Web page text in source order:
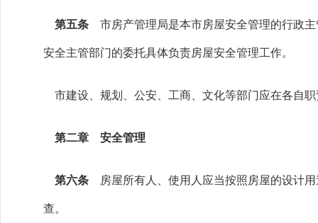
第五条 市房产管理局是本市房屋安全管理的行政
安全主管部门的委托具体负责房屋安全管理工作。
市建设、规划、公安、工商、文化等部门应在各自
第二章 安全管理
第六条 房屋所有人、使用人应当按照房屋的设计
查。